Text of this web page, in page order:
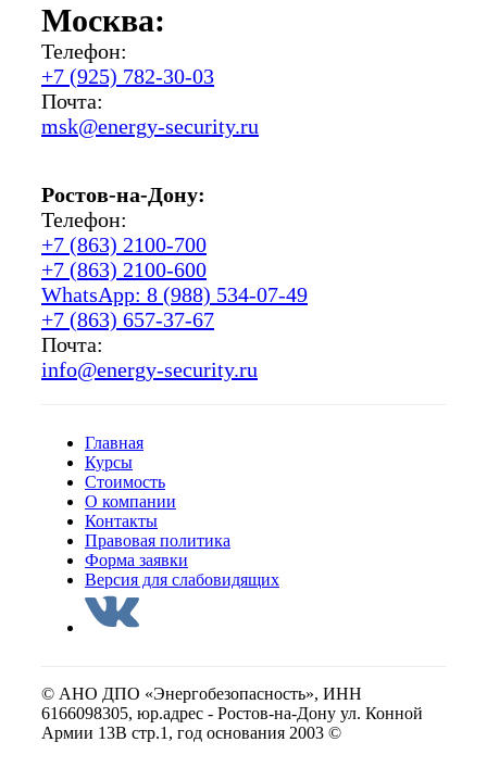
Москва:
Телефон:
+7 (925) 782-30-03
Почта:
msk@energy-security.ru
Ростов-на-Дону:
Телефон:
+7 (863) 2100-700
+7 (863) 2100-600
WhatsApp: 8 (988) 534-07-49
+7 (863) 657-37-67
Почта:
info@energy-security.ru
Главная
Курсы
Стоимость
О компании
Контакты
Правовая политика
Форма заявки
Версия для слабовидящих
© АНО ДПО «Энергобезопасность», ИНН
6166098305, юр.адрес - Ростов-на-Дону ул. Конной
Армии 13В стр.1, год основания 2003 ©